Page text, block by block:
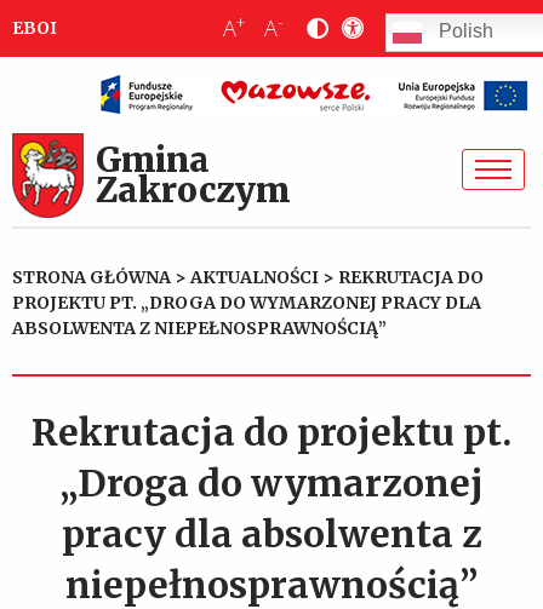
EBOI A+ A- Polish
Gmina
Zakroczym
STRONA GŁÓWNA >AKTUALNOŚCI > REKRUTACJA DO
PROJEKTU PT. „DROGA DO WYMARZONEJ PRACY DLA
ABSOLWENTA Z NIEPEŁNOSPRAWNOŚCIĄ”
Rekrutacja do projektu pt.
„Droga do wymarzonej
pracy dla absolwenta z
niepełnosprawnością”